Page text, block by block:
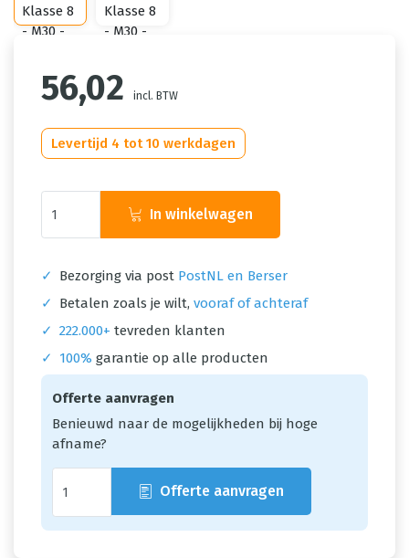
56,02 incl. BTW
Levertijd 4 tot 10 werkdagen
In winkelwagen
✓ Bezorging via post PostNL en Berser
✓
Betalen zoals je wilt, vooraf of achteraf
✓ 222.000+ tevreden klanten
✓
100% garantie op alle producten
Offerte aanvragen
Benieuwd naar de mogelijkheden bij hoge
afname?
Offerte aanvragen